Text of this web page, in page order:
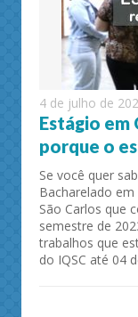
4 de julho de
Estágio em
porque o
Se você quer
Bacharelado
São Carlos que
semestre de
trabalhos que
do IQSC até 04